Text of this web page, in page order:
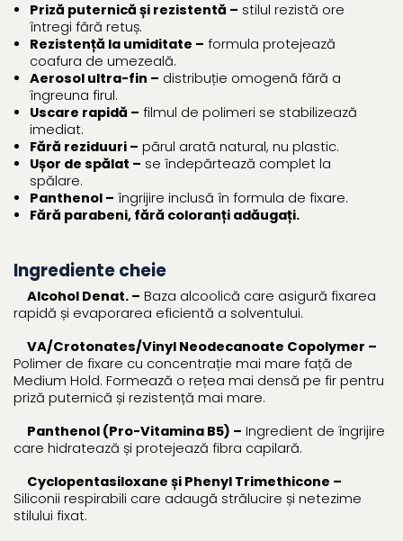
Priză puternică și rezistentă – stilul rezistă ore
întregi fără retuș.
Rezistență la umiditate – formula protejează
coafura de umezeală.
Aerosol ultra-fin – distribuție omogenă fără a
îngreuna firul.
Uscare rapidă – filmul de polimeri se stabilizează
imediat.
Fără reziduuri – părul arată natural, nu plastic.
Ușor de spălat – se îndepărtează complet la
spălare.
Panthenol – îngrijire inclusă în formula de fixare.
Fără parabeni, fără coloranți adăugați.
Ingrediente cheie
Alcohol Denat. – Baza alcoolică care asigură fixarea
rapidă și evaporarea eficientă a solventului.
VA/Crotonates/Vinyl Neodecanoate Copolymer –
Polimer de fixare cu concentrație mai mare față de
Medium Hold. Formează o rețea mai densă pe fir pentru
priză puternică și rezistență mai mare.
Panthenol (Pro-Vitamina B5) – Ingredient de îngrijire
care hidratează și protejează fibra capilară.
Cyclopentasiloxane și Phenyl Trimethicone –
Siliconii respirabili care adaugă strălucire și netezime
stilului fixat.